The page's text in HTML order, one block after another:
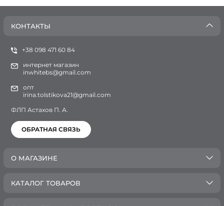
КОНТАКТЫ
+38 098 471 60 84
интернет магазин
inwhitebs@gmail.com
опт
irina.tolstikova21@gmail.com
ФЛП Астахов П. А.
ОБРАТНАЯ СВЯЗЬ
О МАГАЗИНЕ
КАТАЛОГ ТОВАРОВ